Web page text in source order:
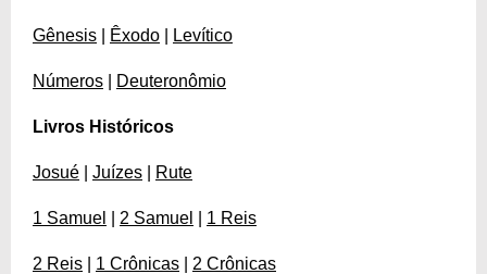
Gênesis Êxodo Levítico
Números Deuteronômio
Livros Históricos
Josué Juízes Rute
1 Samuel 2 Samuel 1 Reis
2 Reis 1 Crônicas 2 Crônicas